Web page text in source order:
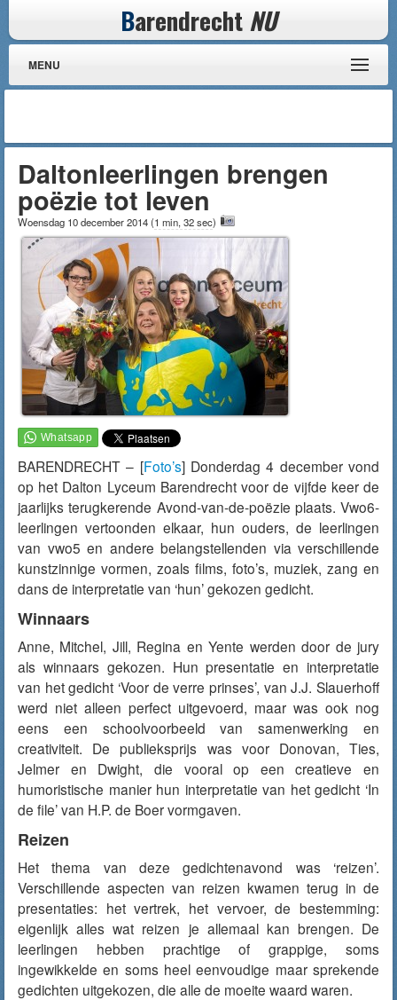
Barendrecht NU
MENU
Daltonleerlingen brengen
poëzie tot leven
Woensdag 10 december 2014(1 min, 32 sec)
BARENDRECHT – [Foto’s] Donderdag 4 december vond
op het Dalton Lyceum Barendrecht voor de vijfde keer de
jaarlijks terugkerende Avond-van-de-poëzie plaats. Vwo6-
leerlingen vertoonden elkaar, hun ouders, de leerlingen
van vwo5 en andere belangstellenden via verschillende
kunstzinnige vormen, zoals films, foto’s, muziek, zang en
dans de interpretatie van ‘hun’ gekozen gedicht.
Winnaars
Anne, Mitchel, Jill, Regina en Yente werden door de jury
als winnaars gekozen. Hun presentatie en interpretatie
van het gedicht ‘Voor de verre prinses’, van J.J. Slauerhoff
werd niet alleen perfect uitgevoerd, maar was ook nog
eens een schoolvoorbeeld van samenwerking en
creativiteit. De publieksprijs was voor Donovan, Ties,
Jelmer en Dwight, die vooral op een creatieve en
humoristische manier hun interpretatie van het gedicht ‘In
de file’ van H.P. de Boer vormgaven.
Reizen
Het thema van deze gedichtenavond was ‘reizen’.
Verschillende aspecten van reizen kwamen terug in de
presentaties: het vertrek, het vervoer, de bestemming:
eigenlijk alles wat reizen je allemaal kan brengen. De
leerlingen hebben prachtige of grappige, soms
ingewikkelde en soms heel eenvoudige maar sprekende
gedichten uitgekozen, die alle de moeite waard waren.